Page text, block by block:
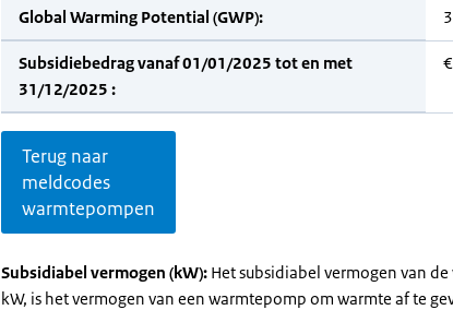
Global Warming Potential (GWP): 3
Subsidiebedrag vanaf 01/01/2025 tot en met
31/12/2025 :
Terug naar
meldcodes
warmtepompen
Subsidiabel vermogen (kW): Het subsidiabel vermogen van
kW, is het vermogen van een warmtepomp om warmte af te